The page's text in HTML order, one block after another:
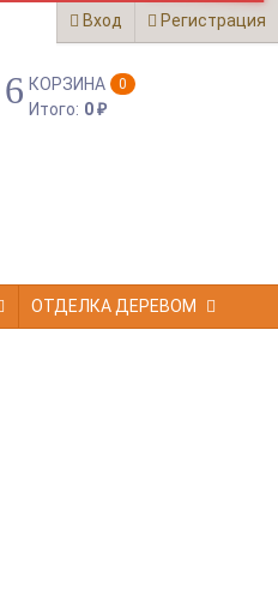
Вход Регистрация
КОРЗИНА 0
Итого: 0₽
ОТДЕЛКА ДЕРЕВОМ